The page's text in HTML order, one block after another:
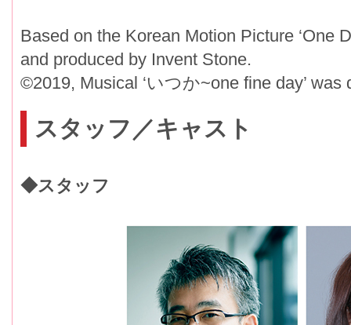
Based on the Korean Motion Picture ‘One
and produced by Invent Stone.
©2019, Musical ‘いつか~one fine day’
スタッフ／キャスト
◆スタッフ